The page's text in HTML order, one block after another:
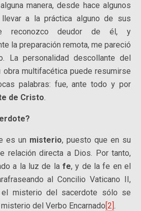
manera, desde hace algunos
a la práctica alguno de sus
reconozco deudor de él, y
la preparación remota, me pareció
La personalidad descollante del
obra multifacética puede resumirse
palabras: fue, ante todo y por
de Cristo.
un misterio, puesto que en su
relación directa a Dios. Por tanto,
a la luz de la fe, y de la fe en el
al Concilio Vaticano II,
misterio del sacerdote sólo se
del Verbo Encarnado[2].